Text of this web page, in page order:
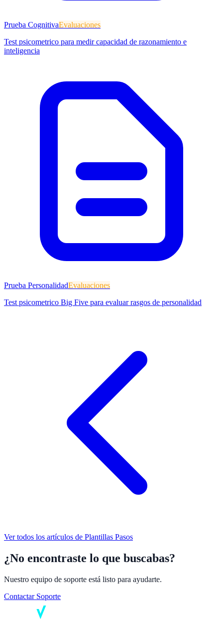
Prueba CognitivaEvaluaciones
Test psicometrico para medir capacidad de razonamiento e
inteligencia
Prueba PersonalidadEvaluaciones
Test psicometrico Big Five para evaluar rasgos de personalidad
Ver todos los artículos de Plantillas Pasos
¿No encontraste lo que buscabas?
Nuestro equipo de soporte está listo para ayudarte.
Contactar Soporte